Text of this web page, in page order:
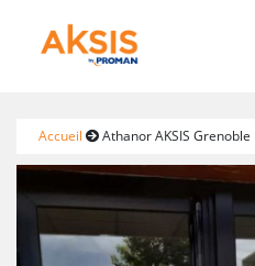
Accueil Athanor AKSIS